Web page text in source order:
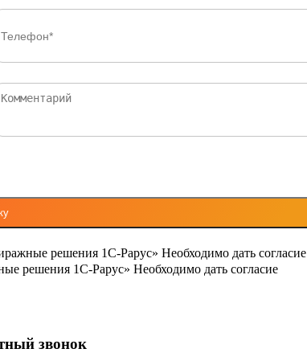
решения 1С-Рарус» Необходимо дать согласие
решения 1С-Рарус» Необходимо дать согласие
звонок